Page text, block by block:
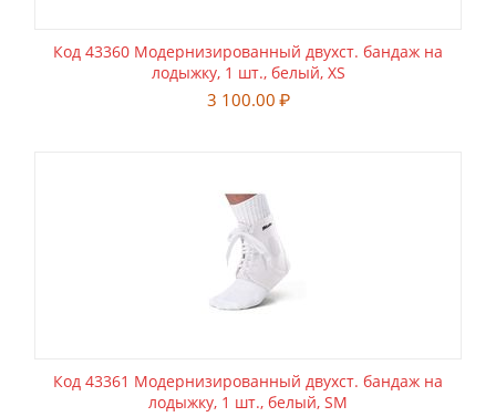
Код 43360 Модернизированный двухст. бандаж на
лодыжку, 1 шт., белый, XS
3 100.00 ₽
Код 43361 Модернизированный двухст. бандаж на
лодыжку, 1 шт., белый, SM